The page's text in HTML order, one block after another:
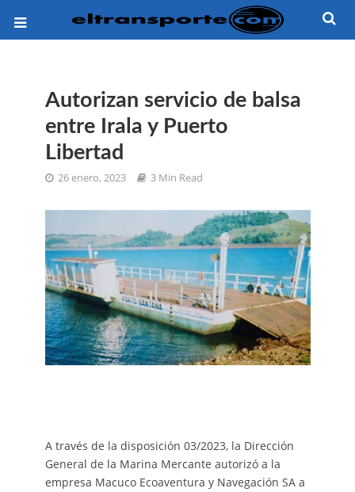
Autorizan servicio de balsa
entre Irala y Puerto
Libertad
26 enero, 2023 3 Min Read
A través de la disposición 03/2023, la Dirección
General de la Marina Mercante autorizó a la
empresa Macuco Ecoaventura y Navegación SA a